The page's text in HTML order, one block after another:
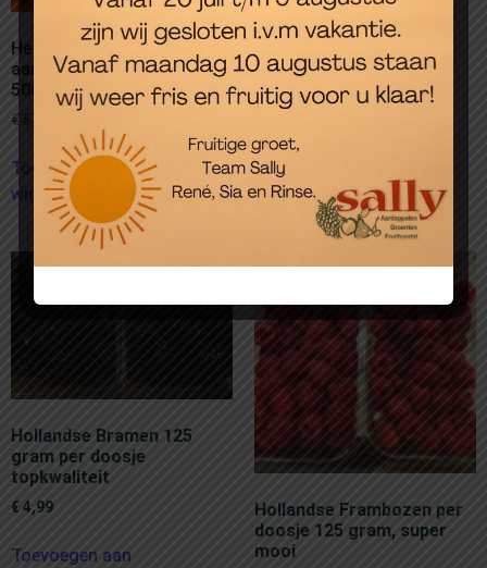
Heerlijke Hollandse
aardbeien, per 2 dozen van
500 gram
€
Toevoegen aan
winkelwagen
Heerlijke Hollandse
aardbeien, per doos van
500 gram
Toevoegen aan
winkelwagen
Hollandse Bramen 125
gram per doosje
topkwaliteit
€ 4,99
Toevoegen aan
Hollandse Frambozen per
doosje 125 gram, super
mooi